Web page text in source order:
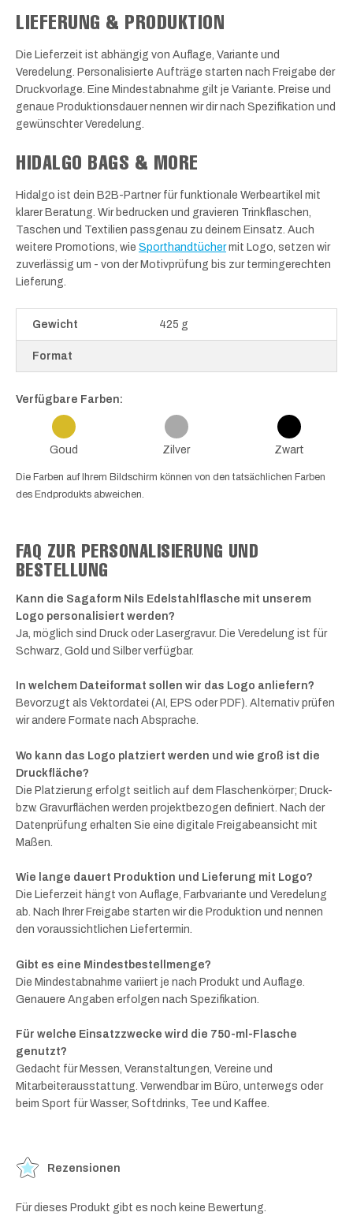
LIEFERUNG & PRODUKTION
Die Lieferzeit ist abhängig von Auflage, Variante und
Veredelung. Personalisierte Aufträge starten nach Freigabe der
Druckvorlage. Eine Mindestabnahme gilt je Variante. Preise und
genaue Produktionsdauer nennen wir dir nach Spezifikation und
gewünschter Veredelung.
HIDALGO BAGS & MORE
Hidalgo ist dein B2B-Partner für funktionale Werbeartikel mit
klarer Beratung. Wir bedrucken und gravieren Trinkflaschen,
Taschen und Textilien passgenau zu deinem Einsatz. Auch
weitere Promotions, wie Sporthandtüchermit Logo, setzen wir
zuverlässig um - von der Motivprüfung bis zur termingerechten
Lieferung.
Gewicht 425 g
Format
Verfügbare Farben:
Goud Zilver Zwart
Die Farben auf Ihrem Bildschirm können von den tatsächlichen Farben
des Endprodukts abweichen.
FAQ ZUR PERSONALISIERUNG UND
BESTELLUNG
Kann die Sagaform Nils Edelstahlflasche mit unserem
Logo personalisiert werden?
Ja, möglich sind Druck oder Lasergravur. Die Veredelung ist für
Schwarz, Gold und Silber verfügbar.
In welchem Dateiformat sollen wir das Logo anliefern?
Bevorzugt als Vektordatei (AI, EPS oder PDF). Alternativ prüfen
wir andere Formate nach Absprache.
Wo kann das Logo platziert werden und wie groß ist die
Druckfläche?
Die Platzierung erfolgt seitlich auf dem Flaschenkörper; Druck-
bzw. Gravurflächen werden projektbezogen definiert. Nach der
Datenprüfung erhalten Sie eine digitale Freigabeansicht mit
Maßen.
Wie lange dauert Produktion und Lieferung mit Logo?
Die Lieferzeit hängt von Auflage, Farbvariante und Veredelung
ab. Nach Ihrer Freigabe starten wir die Produktion und nennen
den voraussichtlichen Liefertermin.
Gibt es eine Mindestbestellmenge?
Die Mindestabnahme variiert je nach Produkt und Auflage.
Genauere Angaben erfolgen nach Spezifikation.
Für welche Einsatzzwecke wird die 750-ml-Flasche
genutzt?
Gedacht für Messen, Veranstaltungen, Vereine und
Mitarbeiterausstattung. Verwendbar im Büro, unterwegs oder
beim Sport für Wasser, Softdrinks, Tee und Kaffee.
Rezensionen
Für dieses Produkt gibt es noch keine Bewertung.